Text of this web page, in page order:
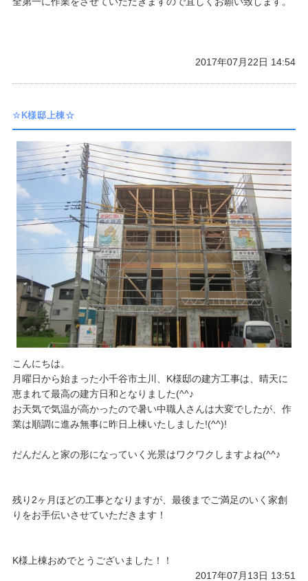
2017年07月22日 14:54
☆K様邸上棟☆
こんにちは。
​月曜日から始まった小千谷市土川、K様邸の建方工事は、晴天に
恵まれて最高の建方日和となりました(^^♪
お天気で気温が高かったので暑い中職人さんは大変でしたが、作
業は順調に進み無事に昨日上棟いたしました!(^^)!
だんだんと家の形になっていく光景はワクワクしますよね(^^♪
残り2ヶ月ほどの工事となりますが、最後までご満足のいく家創
りをお手伝いさせていただきます！
K様上棟おめでとうございました！！
2017年07月13日 13:51